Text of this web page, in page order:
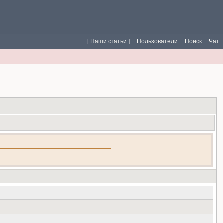
Чат
Поиск
Пользователи
[ Наши статьи ]